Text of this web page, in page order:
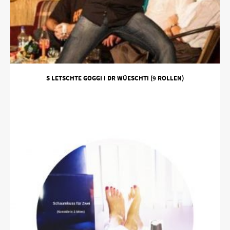
S LETSCHTE GOGGI I DR WÜESCHTI (9 ROLLEN)